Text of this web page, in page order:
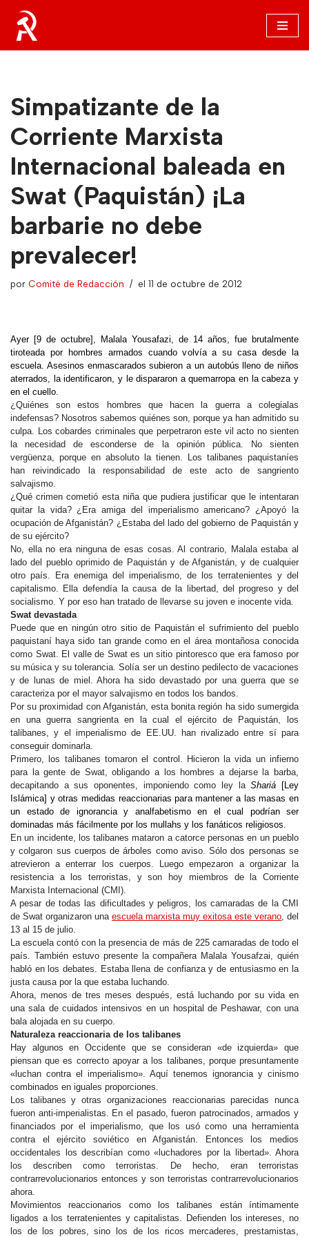
Saltar
al
Simpatizante de la
Corriente Marxista
Internacional baleada en
Swat (Paquistán) ¡La
barbarie no debe
prevalecer!
por Comité de Redacción el 11 de octubre de 2012
Ayer [9 de octubre], Malala Yousafazi, de 14 años, fue brutalmente
tiroteada por hombres armados cuando volvía a su casa desde la
escuela. Asesinos enmascarados subieron a un autobús lleno de niños
aterrados, la identificaron, y le dispararon a quemarropa en la cabeza y
en el cuello.
¿Quiénes son estos hombres que hacen la guerra a colegialas
indefensas? Nosotros sabemos quiénes son, porque ya han admitido su
culpa. Los cobardes criminales que perpetraron este vil acto no sienten
la necesidad de esconderse de la opinión pública. No sienten
vergüenza, porque en absoluto la tienen. Los talibanes paquistaníes
han reivindicado la responsabilidad de este acto de sangriento
salvajismo.
¿Qué crimen cometió esta niña que pudiera justificar que le intentaran
quitar la vida? ¿Era amiga del imperialismo americano? ¿Apoyó la
ocupación de Afganistán? ¿Estaba del lado del gobierno de Paquistán y
de su ejército?
No, ella no era ninguna de esas cosas. Al contrario, Malala estaba al
lado del pueblo oprimido de Paquistán y de Afganistán, y de cualquier
otro país. Era enemiga del imperialismo, de los terratenientes y del
capitalismo. Ella defendía la causa de la libertad, del progreso y del
socialismo. Y por eso han tratado de llevarse su joven e inocente vida.
Swat devastada
Puede que en ningún otro sitio de Paquistán el sufrimiento del pueblo
paquistaní haya sido tan grande como en el área montañosa conocida
como Swat. El valle de Swat es un sitio pintoresco que era famoso por
su música y su tolerancia. Solía ser un destino pedilecto de vacaciones
y de lunas de miel. Ahora ha sido devastado por una guerra que se
caracteriza por el mayor salvajismo en todos los bandos.
Por su proximidad con Afganistán, esta bonita región ha sido sumergida
en una guerra sangrienta en la cual el ejército de Paquistán, los
talibanes, y el imperialismo de EE.UU. han rivalizado entre sí para
conseguir dominarla.
Primero, los talibanes tomaron el control. Hicieron la vida un infierno
para la gente de Swat, obligando a los hombres a dejarse la barba,
decapitando a sus oponentes, imponiendo como ley laShariá [Ley
Islámica] y otras medidas reaccionarias para mantener a las masas en
un estado de ignorancia y analfabetismo en el cual podrían ser
dominadas más fácilmente por los mullahs y los fanáticos religiosos.
En un incidente, los talibanes mataron a catorce personas en un pueblo
y colgaron sus cuerpos de árboles como aviso. Sólo dos personas se
atrevieron a enterrar los cuerpos. Luego empezaron a organizar la
resistencia a los terroristas, y son hoy miembros de la Corriente
Marxista Internacional (CMI).
A pesar de todas las dificultades y peligros, los camaradas de la CMI
de Swat organizaron una escuela marxista muy exitosa este verano, del
13 al 15 de julio.
La escuela contó con la presencia de más de 225 camaradas de todo el
país. También estuvo presente la compañera Malala Yousafzai, quién
habló en los debates. Estaba llena de confianza y de entusiasmo en la
justa causa por la que estaba luchando.
Ahora, menos de tres meses después, está luchando por su vida en
una sala de cuidados intensivos en un hospital de Peshawar, con una
bala alojada en su cuerpo.
Naturaleza reaccionaria de los talibanes
Hay algunos en Occidente que se consideran «de izquierda» que
piensan que es correcto apoyar a los talibanes, porque presuntamente
«luchan contra el imperialismo». Aquí tenemos ignorancia y cinismo
combinados en iguales proporciones.
Los talibanes y otras organizaciones reaccionarias parecidas nunca
fueron anti-imperialistas. En el pasado, fueron patrocinados, armados y
financiados por el imperialismo, que los usó como una herramienta
contra el ejército soviético en Afganistán. Entonces los medios
occidentales los describían como «luchadores por la libertad». Ahora
los describen como terroristas. De hecho, eran terroristas
contrarrevolucionarios entonces y son terroristas contrarrevolucionarios
ahora.
Movimientos reaccionarios como los talibanes están íntimamente
ligados a los terratenientes y capitalistas. Defienden los intereses, no
los de los pobres, sino los de los ricos mercaderes, prestamistas,